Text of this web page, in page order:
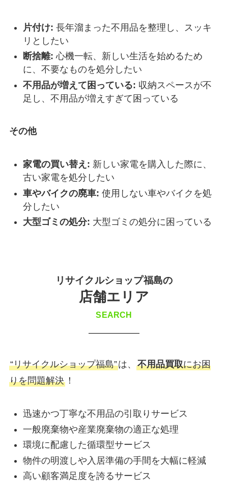
片付け: 長年溜まった不用品を整理し、スッキ
リとしたい
断捨離: 心機一転、新しい生活を始めるため
に、不要なものを処分したい
不用品が増えて困っている: 収納スペースが不
足し、不用品が増えすぎて困っている
その他
家電の買い替え: 新しい家電を購入した際に、
古い家電を処分したい
車やバイクの廃車: 使用しない車やバイクを処
分したい
大型ゴミの処分: 大型ゴミの処分に困っている
リサイクルショップ福島の
店舗エリア
SEARCH
“リサイクルショップ福島”は、 不用品買取にお困
りを問題解決！
迅速かつ丁寧な不用品の引取りサービス
一般廃棄物や産業廃棄物の適正な処理
環境に配慮した循環型サービス
物件の明渡しや入居準備の手間を大幅に軽減
高い顧客満足度を誇るサービス